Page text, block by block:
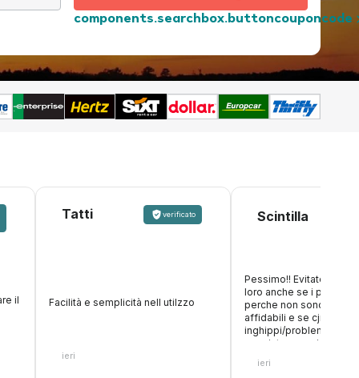
components.searchbox.buttoncouponcode
il
Tatti verificato
Facilità e semplicità nell utilzzo
ieri
Scintilla
Pessimo!! Evitate di
loro anche se i prezzi
perche non sono per
affidabili e se cjnsojo
inghippi/problemi non
oer aiutare, anzi,
accettano carte di
ieri